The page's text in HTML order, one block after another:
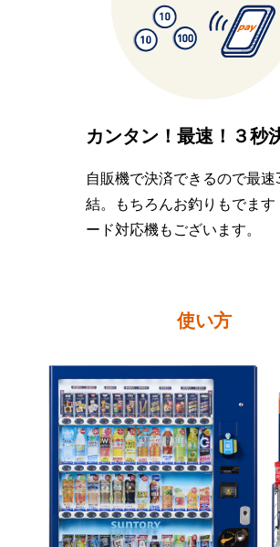
カンタン！最速！ ３秒
自販機で決済できるので最
結。もちろんお釣りもでます
ード対応機もございます。
使い方